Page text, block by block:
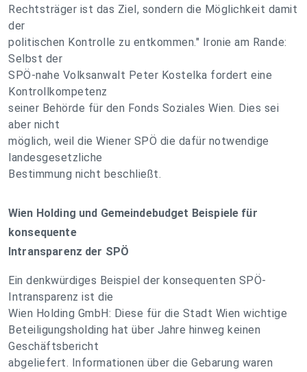
Rechtsträger ist das Ziel, sondern die Möglichkeit damit
der
politischen Kontrolle zu entkommen." Ironie am Rande:
Selbst der
SPÖ-nahe Volksanwalt Peter Kostelka fordert eine
Kontrollkompetenz
seiner Behörde für den Fonds Soziales Wien. Dies sei
aber nicht
möglich, weil die Wiener SPÖ die dafür notwendige
landesgesetzliche
Bestimmung nicht beschließt.
Wien Holding und Gemeindebudget Beispiele für
konsequente
Intransparenz der SPÖ
Ein denkwürdiges Beispiel der konsequenten SPÖ-
Intransparenz ist die
Wien Holding GmbH: Diese für die Stadt Wien wichtige
Beteiligungsholding hat über Jahre hinweg keinen
Geschäftsbericht
abgeliefert. Informationen über die Gebarung waren